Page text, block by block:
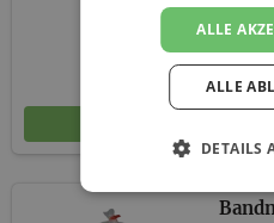
ALLE
ALLE
DETAILS